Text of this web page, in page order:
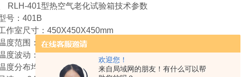
欢迎您！
来自局域网的朋友！有什么可以帮
RLH-401型热空气老化试验箱技术参数
号：401B
作室尺寸：450X450X450mm
度范围：RT+10℃--200℃
度波动：±1℃
度分布均匀性：±1%